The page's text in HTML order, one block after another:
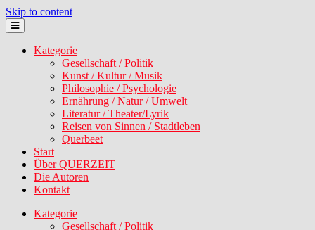
Skip to content
Kategorie
Gesellschaft / Politik
Kunst / Kultur / Musik
Philosophie / Psychologie
Ernährung / Natur / Umwelt
Literatur / Theater/Lyrik
Reisen von Sinnen / Stadtleben
Querbeet
Start
Über QUERZEIT
Die Autoren
Kontakt
Kategorie
Gesellschaft / Politik